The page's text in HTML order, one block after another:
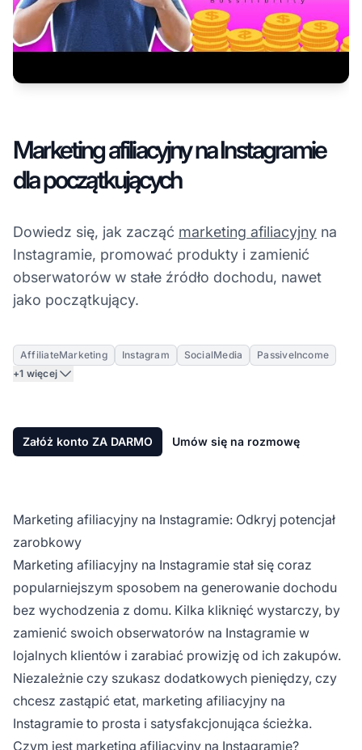
Marketing afiliacyjny na Instagramie
dla początkujących
Dowiedz się, jak zacząć marketing afiliacyjny na
Instagramie, promować produkty i zamienić
obserwatorów w stałe źródło dochodu, nawet
jako początkujący.
AffiliateMarketing Instagram SocialMedia
PassiveIncome
+1 więcej
Załóż konto ZA DARMO Umów się na rozmowę
Marketing afiliacyjny na Instagramie: Odkryj potencjał
zarobkowy
Marketing afiliacyjny na Instagramie stał się coraz
popularniejszym sposobem na generowanie dochodu
bez wychodzenia z domu. Kilka kliknięć wystarczy, by
zamienić swoich obserwatorów na Instagramie w
lojalnych klientów i zarabiać prowizję od ich zakupów.
Niezależnie czy szukasz dodatkowych pieniędzy, czy
chcesz zastąpić etat, marketing afiliacyjny na
Instagramie to prosta i satysfakcjonująca ścieżka.
Czym jest marketing afiliacyjny na Instagramie?